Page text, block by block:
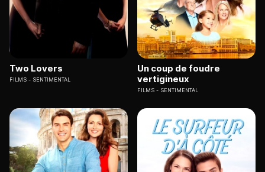
Two Lovers
FILMS SENTIMENTAL
Un coup de foudre
vertigineux
FILMS SENTIMENTAL